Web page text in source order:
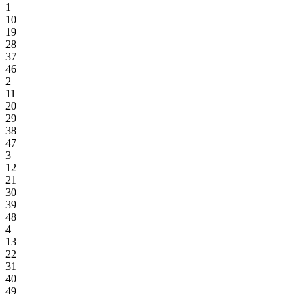
1
10
19
28
37
46
2
11
20
29
38
47
3
12
21
30
39
48
4
13
22
31
40
49